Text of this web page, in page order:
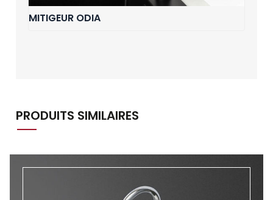
MITIGEUR ODIA
PRODUITS SIMILAIRES